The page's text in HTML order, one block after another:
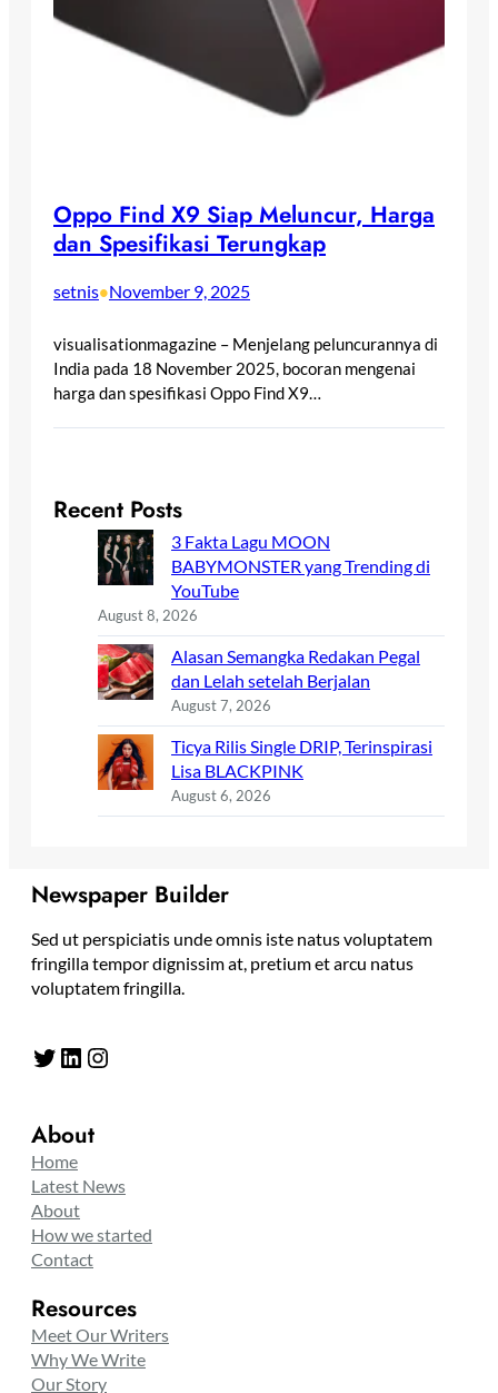
Oppo Find X9 Siap Meluncur, Harga
dan Spesifikasi Terungkap
setnis•November 9, 2025
visualisationmagazine – Menjelang peluncurannya di
India pada 18 November 2025, bocoran mengenai
harga dan spesifikasi Oppo Find X9…
Recent Posts
3 Fakta Lagu MOON
BABYMONSTER yang Trending di
YouTube
August 8, 2026
Alasan Semangka Redakan Pegal
dan Lelah setelah Berjalan
August 7, 2026
Ticya Rilis Single DRIP, Terinspirasi
Lisa BLACKPINK
August 6, 2026
Newspaper Builder
Sed ut perspiciatis unde omnis iste natus voluptatem
fringilla tempor dignissim at, pretium et arcu natus
voluptatem fringilla.
Twitter LinkedIn Instagram
About
Home
Latest News
About
How we started
Contact
Resources
Meet Our Writers
Why We Write
Our Story